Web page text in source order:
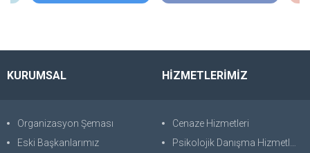
KURUMSAL
Organizasyon Şeması
Eski Başkanlarımız
HİZMETLERİMİZ
Cenaze Hizmetleri
Psikolojik Danışma Hizmetleri